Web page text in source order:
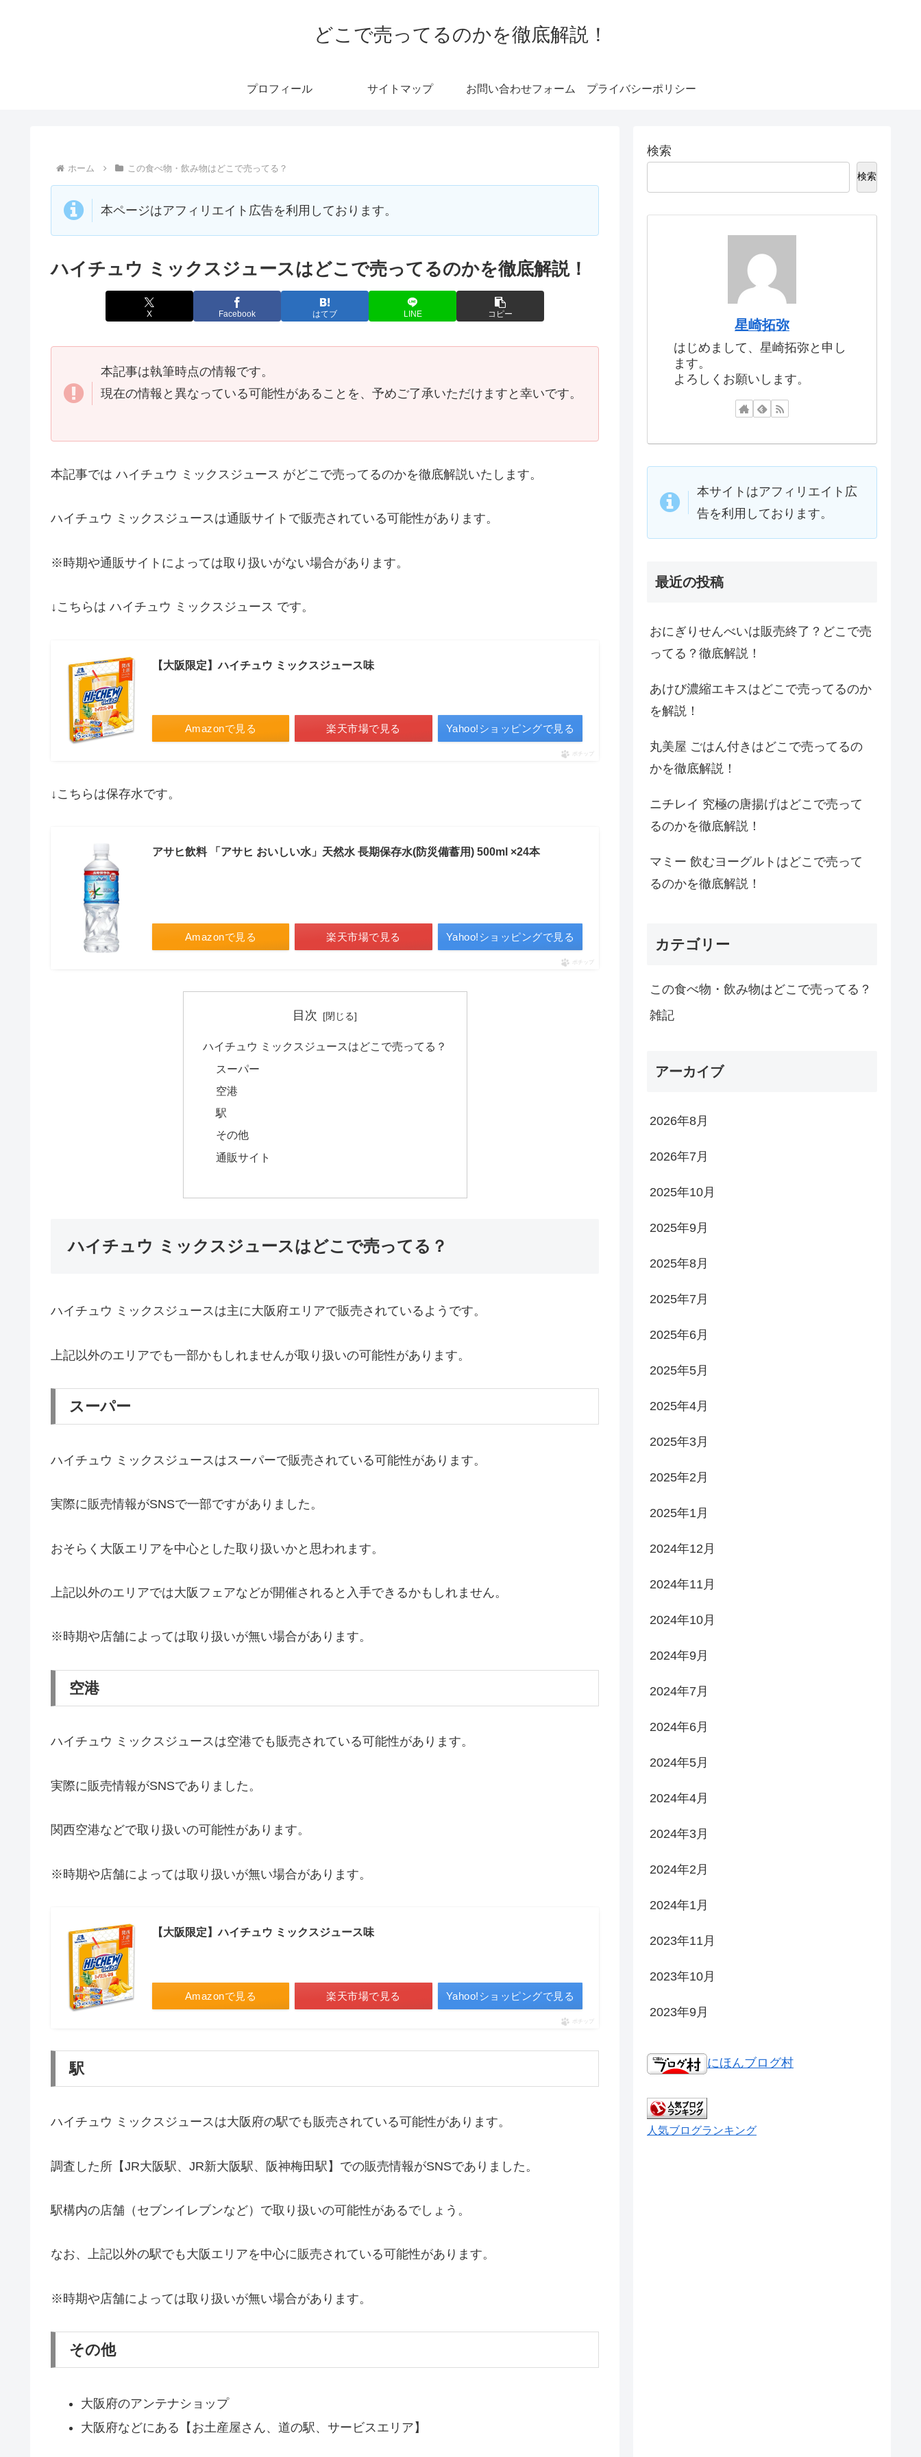
どこで売ってるのかを徹底解説！
プロフィール サイトマップ お問い合わせフォーム プライバシーポリシー
ホーム この食べ物・飲み物はどこで売ってる？
本ページはアフィリエイト広告を利用しております。
ハイチュウ ミックスジュースはどこで売ってるのかを徹底解説！
X Facebook はてブ LINE コピー
本記事は執筆時点の情報です。
現在の情報と異なっている可能性があることを、予めご了承いただけますと幸いです。
本記事では ハイチュウ ミックスジュース がどこで売ってるのかを徹底解説いたします。
ハイチュウ ミックスジュースは通販サイトで販売されている可能性があります。
※時期や通販サイトによっては取り扱いがない場合があります。
↓こちらは ハイチュウ ミックスジュース です。
【大阪限定】ハイチュウ ミックスジュース味
Amazonで見る 楽天市場で見る Yahoo!ショッピングで見る
ポチップ
↓こちらは保存水です。
アサヒ飲料 「アサヒ おいしい水」天然水 長期保存水(防災備蓄用) 500ml ×24本
Amazonで見る 楽天市場で見る Yahoo!ショッピングで見る
ポチップ
目次
ハイチュウ ミックスジュースはどこで売ってる？
スーパー
空港
駅
その他
通販サイト
ハイチュウ ミックスジュースはどこで売ってる？
ハイチュウ ミックスジュースは主に大阪府エリアで販売されているようです。
上記以外のエリアでも一部かもしれませんが取り扱いの可能性があります。
スーパー
ハイチュウ ミックスジュースはスーパーで販売されている可能性があります。
実際に販売情報がSNSで一部ですがありました。
おそらく大阪エリアを中心とした取り扱いかと思われます。
上記以外のエリアでは大阪フェアなどが開催されると入手できるかもしれません。
※時期や店舗によっては取り扱いが無い場合があります。
空港
ハイチュウ ミックスジュースは空港でも販売されている可能性があります。
実際に販売情報がSNSでありました。
関西空港などで取り扱いの可能性があります。
※時期や店舗によっては取り扱いが無い場合があります。
【大阪限定】ハイチュウ ミックスジュース味
Amazonで見る 楽天市場で見る Yahoo!ショッピングで見る
ポチップ
駅
ハイチュウ ミックスジュースは大阪府の駅でも販売されている可能性があります。
調査した所【JR大阪駅、JR新大阪駅、阪神梅田駅】での販売情報がSNSでありました。
駅構内の店舗（セブンイレブンなど）で取り扱いの可能性があるでしょう。
なお、上記以外の駅でも大阪エリアを中心に販売されている可能性があります。
※時期や店舗によっては取り扱いが無い場合があります。
その他
大阪府のアンテナショップ
大阪府などにある【お土産屋さん、道の駅、サービスエリア】
検索
検索
星崎拓弥
はじめまして、星崎拓弥と申し
ます。
よろしくお願いします。
本サイトはアフィリエイト広
告を利用しております。
最近の投稿
おにぎりせんべいは販売終了？どこで売
ってる？徹底解説！
あけび濃縮エキスはどこで売ってるのか
を解説！
丸美屋 ごはん付きはどこで売ってるの
かを徹底解説！
ニチレイ 究極の唐揚げはどこで売って
るのかを徹底解説！
マミー 飲むヨーグルトはどこで売って
るのかを徹底解説！
カテゴリー
この食べ物・飲み物はどこで売ってる？
雑記
アーカイブ
2026年8月
2026年7月
2025年10月
2025年9月
2025年8月
2025年7月
2025年6月
2025年5月
2025年4月
2025年3月
2025年2月
2025年1月
2024年12月
2024年11月
2024年10月
2024年9月
2024年7月
2024年6月
2024年5月
2024年4月
2024年3月
2024年2月
2024年1月
2023年11月
2023年10月
2023年9月
にほんブログ村
人気ブログランキング